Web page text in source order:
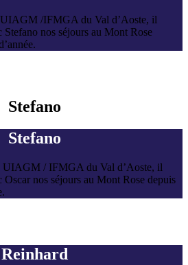
UIAGM /IFMGA du Val d’Aoste, il
Stefano nos séjours au Mont Rose
Stefano
Stefano
UIAGM / IFMGA du Val d’Aoste, il
Oscar nos séjours au Mont Rose depuis
Reinhard